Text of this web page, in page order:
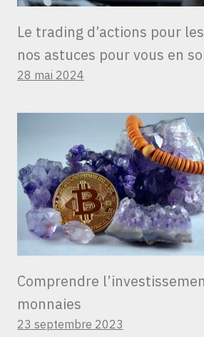
Le trading d’actions pour
nos astuces pour vous en
28 mai 2024
Comprendre
monnaies
23 septembre 2023